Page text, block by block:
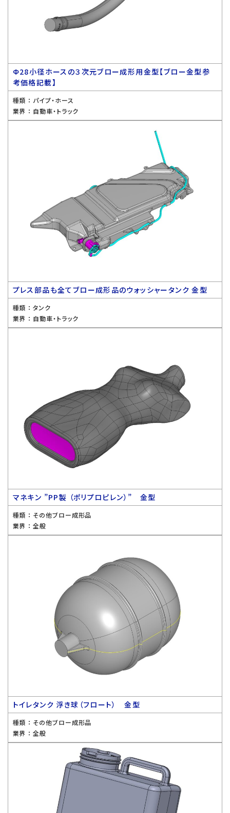
Ф28小径ホースの３次元ブロー成形用金型【ブロー金型参
考価格記載】
種類 ： パイプ・ホース
業界 ： 自動車・トラック
プレス部品も全てブロー成形品のウォッシャータンク 金型
種類 ： タンク
業界 ： 自動車・トラック
マネキン ”PP製 （ポリプロピレン）” 金型
種類 ： その他ブロー成形品
業界 ： 全般
トイレタンク 浮き球（フロート） 金型
種類 ： その他ブロー成形品
業界 ： 全般